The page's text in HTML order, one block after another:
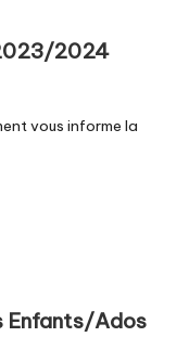
2024
vous informe la
Enfants/Ados